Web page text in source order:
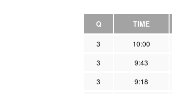
Q TIME
3 10:00
3
9:43
3
9:18